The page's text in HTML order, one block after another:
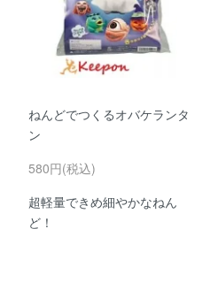
ねんどでつくるオバケランタ
ン
580円(税込)
超軽量できめ細やかなねん
ど！